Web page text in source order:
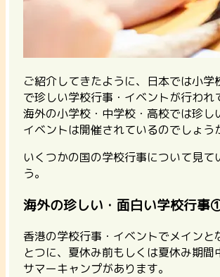
ご紹介してきたように、日本では小学
で珍しい学校行事・イベントが行われ
海外の小学校・中学校・高校では珍し
イベントは開催されているのでしょう
いくつかの国の学校行事について見て
う。
海外の珍しい・面白い学校行事
香港の学校行事・イベントでメインと
とつに、夏休み前もしくは夏休み期間
サマーキャンプがあります。